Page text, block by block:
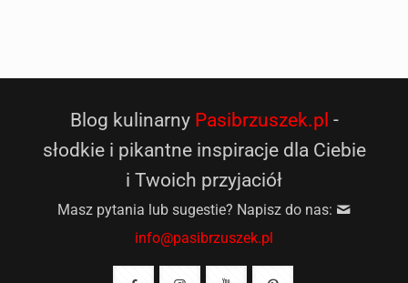
Blog kulinarny Pasibrzuszek.pl -
słodkie i pikantne inspiracje dla Ciebie
i Twoich przyjaciół
Masz pytania lub sugestie? Napisz do nas:
info@pasibrzuszek.pl